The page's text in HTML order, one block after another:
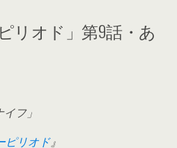
リオド」第9話・あ
フ」
ピリオド』